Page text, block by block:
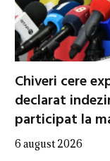
Chiveri cere
declarat
participat la
6 august 2026